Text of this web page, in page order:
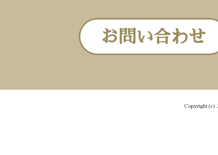
お問い合わせ
Copyright(c)